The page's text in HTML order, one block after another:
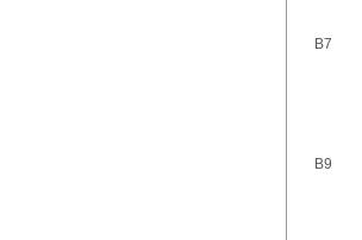
B7
B9